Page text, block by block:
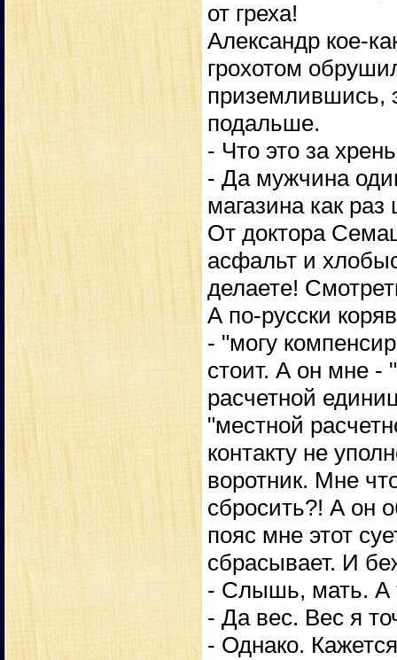
от греха!
Александр кое-
грохотом
приземлившись,
подальше.
- Что это за
- Да мужчина
магазина как
От доктора
асфальт и
делаете!
А по-русски
- "могу
стоит. А он мне -
расчетной
"местной
контакту не
воротник. Мне
сбросить?! А он
пояс мне этот
сбрасывает. И
- Слышь, мать. А
- Да вес. Вес я
- Однако.